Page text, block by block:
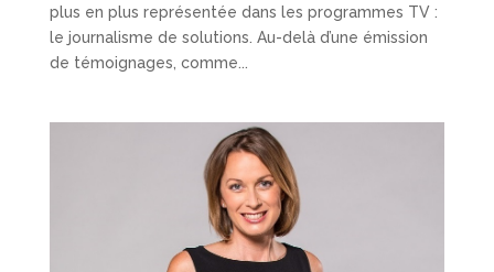
plus en plus représentée dans les programmes TV :
le journalisme de solutions. Au-delà d’une émission
de témoignages, comme...